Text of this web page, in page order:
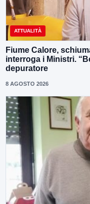
ATTUALITÀ
Fiume Calore,
interroga i Ministri.
depuratore
8 AGOSTO 2026